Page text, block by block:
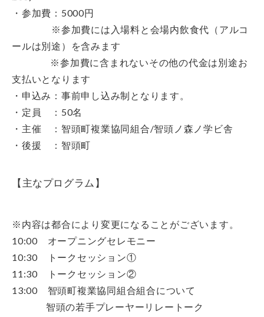
・参加費：5000円
※参加費には入場料と会場内飲食代（アルコ
ールは別途）を含みます
※参加費に含まれないその他の代金は別途お
支払いとなります
・申込み：事前申し込み制となります。
・定員 ：50名
・主催 ：智頭町複業協同組合/智頭ノ森ノ学ビ舎
・後援 ：智頭町
【主なプログラム】
※内容は都合により変更になることがございます。
10:00 オープニングセレモニー
10:30 トークセッション①
11:30 トークセッション②
13:00 智頭町複業協同組合組合について
智頭の若手プレーヤーリレートーク